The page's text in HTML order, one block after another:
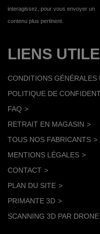
interagissez, pour vous envoyer un
contenu plus pertinent.
LIENS
CONDITIONS GÉNÉRALES
POLITIQUE DE
FAQ
RETRAIT EN MAGASIN
TOUS NOS FABRICANTS
MENTIONS LÉGALES
CONTACT
PLAN DU SITE
PRIMANTE 3D
SCANNING 3D PAR DRONE